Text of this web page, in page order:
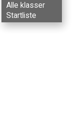
Alle klasser
Startliste